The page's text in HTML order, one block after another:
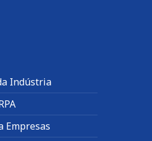
Indústria
Empresas